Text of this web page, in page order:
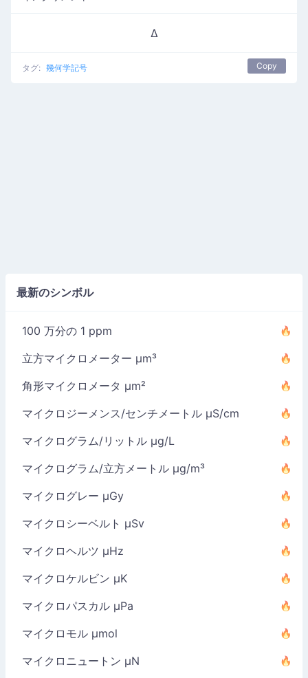
∆
タグ: 幾何学記号 Copy
最新のシンボル
100 万分の 1 ppm
立方マイクロメーター µm³
角形マイクロメータ µm²
マイクロジーメンス/センチメートル µS/cm
マイクログラム/リットル µg/L
マイクログラム/立方メートル µg/m³
マイクログレー µGy
マイクロシーベルト µSv
マイクロヘルツ µHz
マイクロケルビン µK
マイクロパスカル µPa
マイクロモル µmol
マイクロニュートン µN